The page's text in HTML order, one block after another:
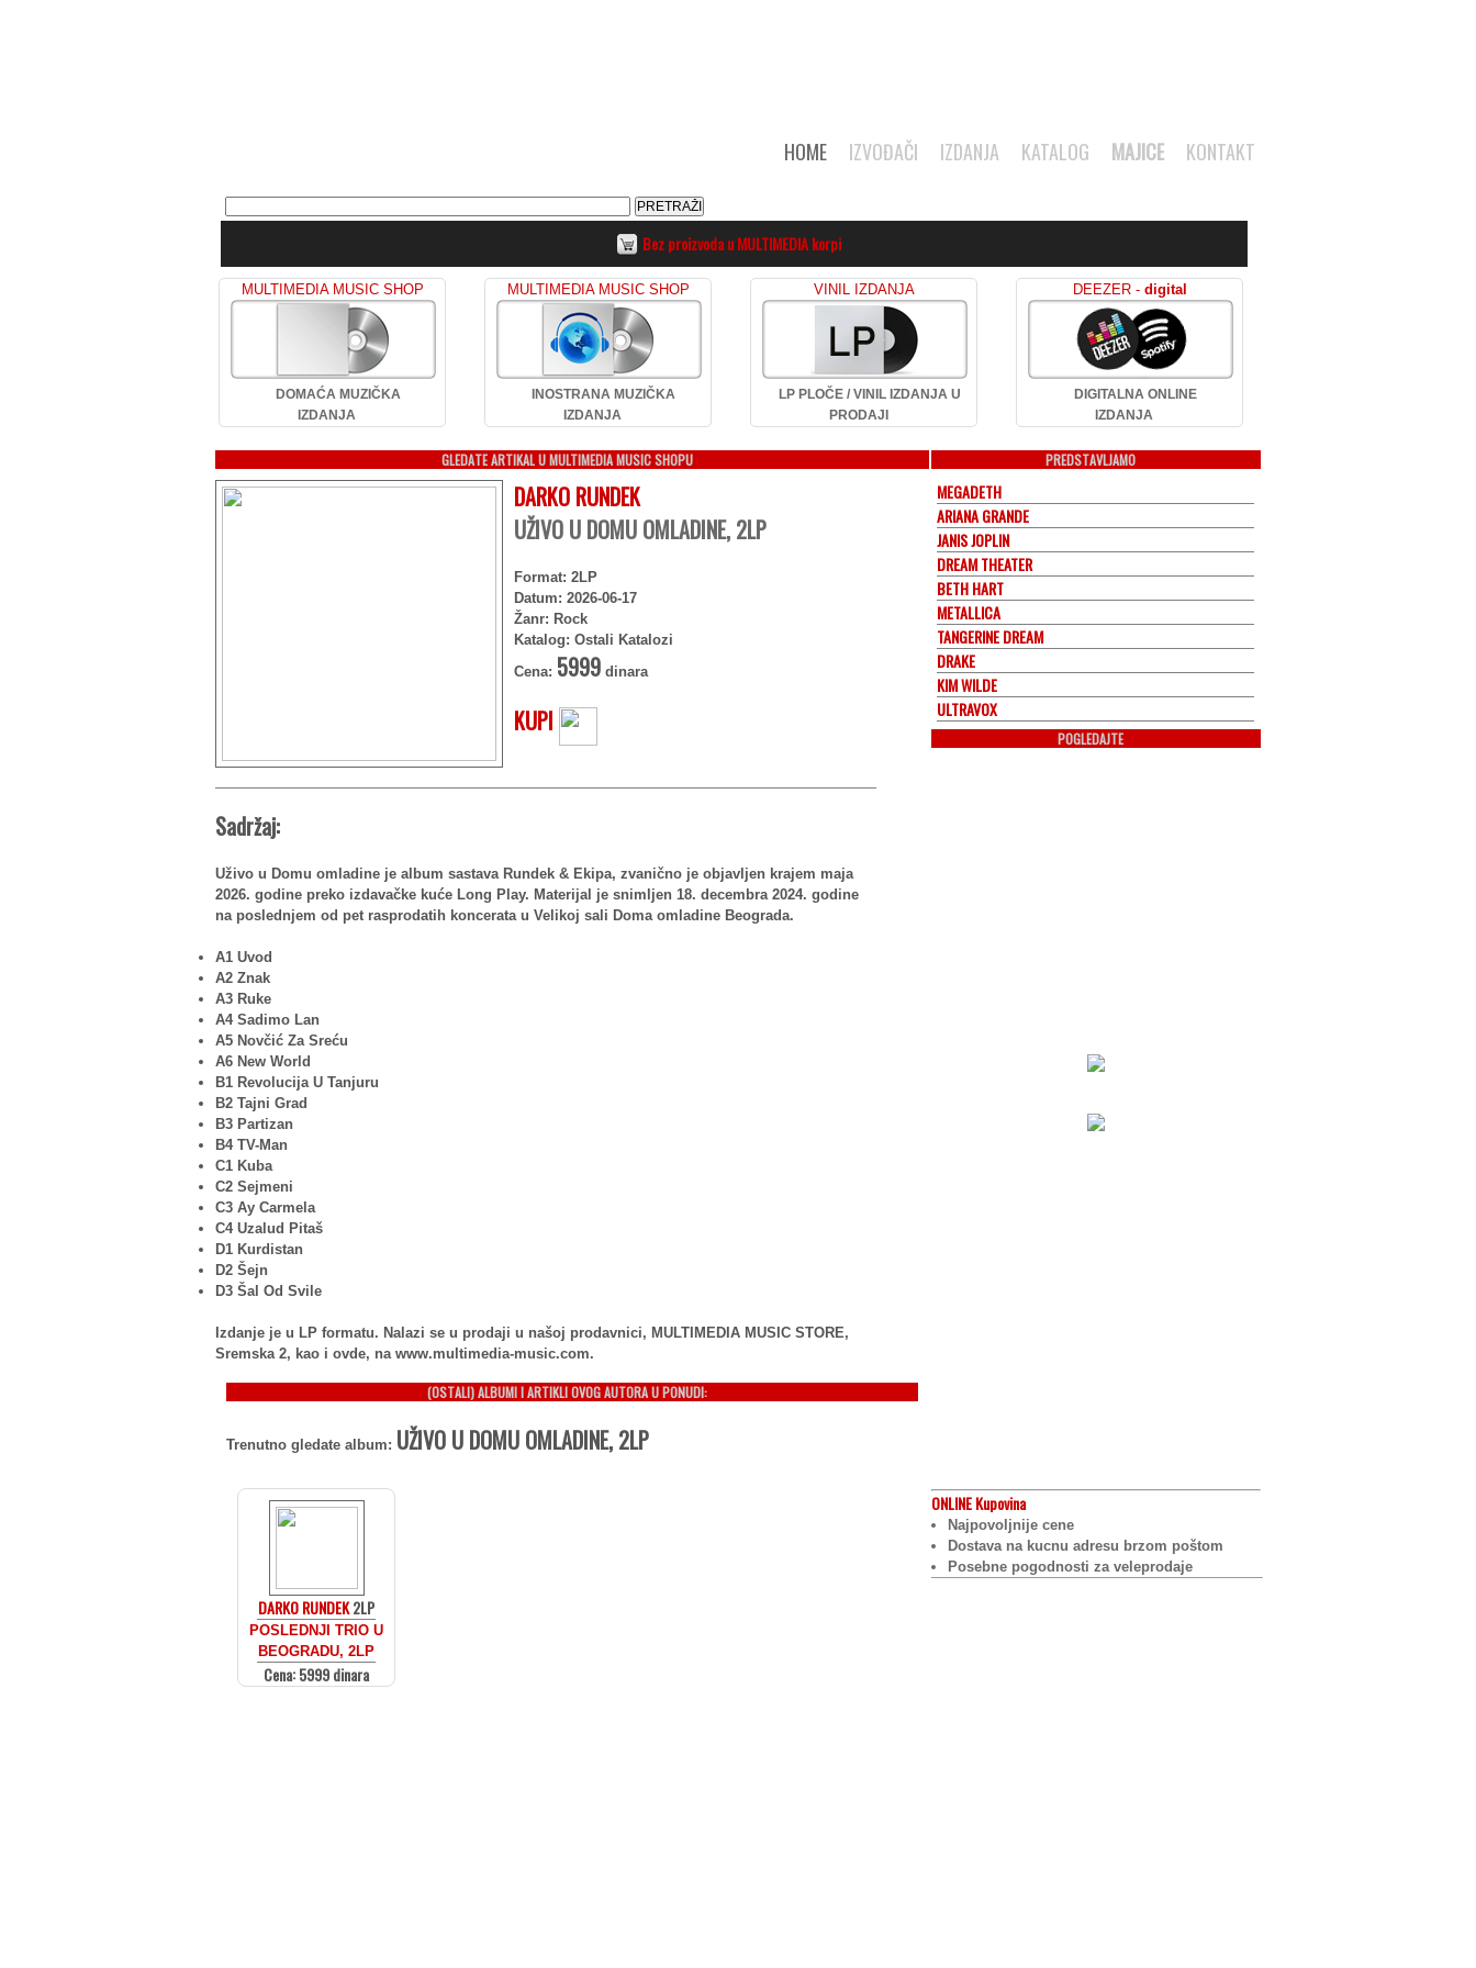
HOME IZVOĐAČI IZDANJA KATALOG MAJICE KONTAKT
Bez proizvoda u MULTIMEDIA korpi
MULTIMEDIA MUSIC SHOP
DOMAĆA MUZIČKA
IZDANJA
MULTIMEDIA MUSIC SHOP
INOSTRANA MUZIČKA
IZDANJA
VINIL IZDANJA
LP PLOČE / VINIL IZDANJA U
PRODAJI
DEEZER - digital
DIGITALNA ONLINE
IZDANJA
GLEDATE ARTIKAL U MULTIMEDIA MUSIC SHOPU
DARKO RUNDEK
UŽIVO U DOMU OMLADINE, 2LP
Format: 2LP
Datum: 2026-06-17
Žanr: Rock
Katalog: Ostali Katalozi
Cena: 5999 dinara
KUPI
Sadržaj:
Uživo u Domu omladine je album sastava Rundek & Ekipa, zvanično je objavljen krajem maja
2026. godine preko izdavačke kuće Long Play. Materijal je snimljen 18. decembra 2024. godine
na poslednjem od pet rasprodatih koncerata u Velikoj sali Doma omladine Beograda.
A1 Uvod
A2 Znak
A3 Ruke
A4 Sadimo Lan
A5 Novčić Za Sreću
A6 New World
B1 Revolucija U Tanjuru
B2 Tajni Grad
B3 Partizan
B4 TV-Man
C1 Kuba
C2 Sejmeni
C3 Ay Carmela
C4 Uzalud Pitaš
D1 Kurdistan
D2 Šejn
D3 Šal Od Svile
Izdanje je u LP formatu. Nalazi se u prodaji u našoj prodavnici, MULTIMEDIA MUSIC STORE,
Sremska 2, kao i ovde, na www.multimedia-music.com.
(OSTALI) ALBUMI I ARTIKLI OVOG AUTORA U PONUDI:
Trenutno gledate album: UŽIVO U DOMU OMLADINE, 2LP
DARKO RUNDEK2LP
POSLEDNJI TRIO U
BEOGRADU, 2LP
Cena: 5999 dinara
PREDSTAVLJAMO
MEGADETH
ARIANA GRANDE
JANIS JOPLIN
DREAM THEATER
BETH HART
METALLICA
TANGERINE DREAM
DRAKE
KIM WILDE
ULTRAVOX
POGLEDAJTE
ONLINEKupovina
Najpovoljnije cene
Dostava na kucnu adresu brzom poštom
Posebne pogodnosti za veleprodaje